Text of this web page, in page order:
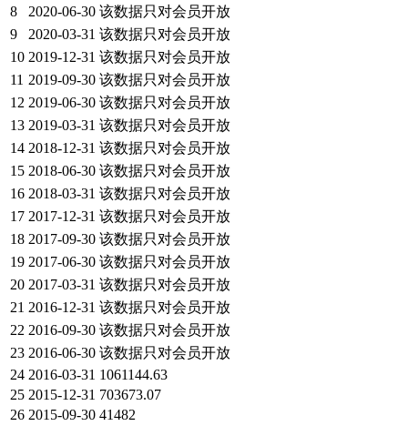
8
2020-06-30 该数据只对会员开放
9
2020-03-31 该数据只对会员开放
10 2019-12-31 该数据只对会员开放
11 2019-09-30 该数据只对会员开放
12 2019-06-30 该数据只对会员开放
13 2019-03-31 该数据只对会员开放
14 2018-12-31 该数据只对会员开放
15 2018-06-30 该数据只对会员开放
16 2018-03-31 该数据只对会员开放
17 2017-12-31 该数据只对会员开放
18 2017-09-30 该数据只对会员开放
19 2017-06-30 该数据只对会员开放
20 2017-03-31 该数据只对会员开放
21 2016-12-31 该数据只对会员开放
22 2016-09-30 该数据只对会员开放
23 2016-06-30 该数据只对会员开放
24 2016-03-31 1061144.63
25 2015-12-31 703673.07
26 2015-09-30 41482